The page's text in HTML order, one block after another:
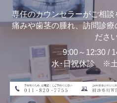
専任のカウンセラーがご相
痛みや歯茎の腫れ、訪問診療
ださい
9:00～12:30 /
水･日祝休診 ※土